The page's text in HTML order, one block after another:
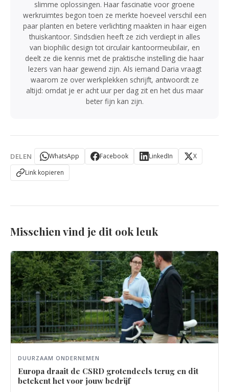
slimme oplossingen. Haar fascinatie voor groene
werkruimtes begon toen ze merkte hoeveel verschil een
paar planten en betere verlichting maakten in haar eigen
thuiskantoor. Sindsdien heeft ze zich verdiept in alles
van biophilic design tot circulair kantoormeubilair, en
deelt ze die kennis met de praktische instelling die haar
lezers van haar gewend zijn. Als iemand Daria vraagt
waarom ze over werkplekken schrijft, antwoordt ze
altijd: omdat je er acht uur per dag zit en het dus maar
beter fijn kan zijn.
DELEN WhatsApp Facebook LinkedIn
X
Link kopieren
Misschien vind je dit ook leuk
DUURZAAM ONDERNEMEN
Europa draait de CSRD grotendeels terug en dit
betekent het voor jouw bedrijf